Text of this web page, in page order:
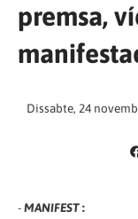
premsa,
Dissabte, 24
-MANIFEST: